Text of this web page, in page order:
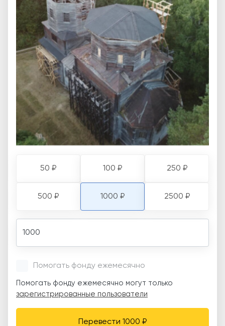
50 ₽ 100 ₽ 250 ₽
500 ₽ 1000 ₽ 2500 ₽
Помогать фонду ежемесячно
Помогать фонду ежемесячно могут только
зарегистрированные пользователи
Перевести 1000 ₽